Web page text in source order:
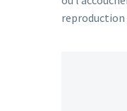
reproduction